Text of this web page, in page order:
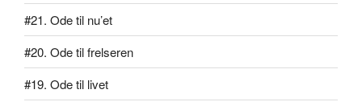
#21. Ode til nu’et
#20. Ode til frelseren
#19. Ode til livet